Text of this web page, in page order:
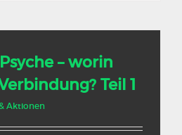
– worin
Teil 1
Aktionen